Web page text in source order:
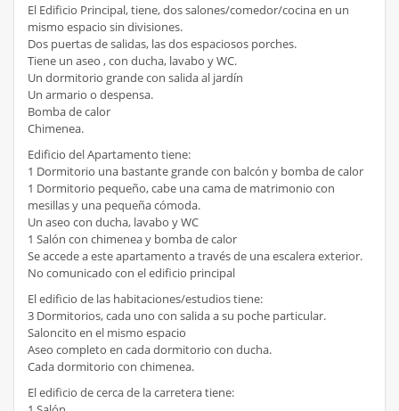
El Edificio Principal, tiene, dos salones/comedor/cocina en un
mismo espacio sin divisiones.
Dos puertas de salidas, las dos espaciosos porches.
Tiene un aseo , con ducha, lavabo y WC.
Un dormitorio grande con salida al jardín
Un armario o despensa.
Bomba de calor
Chimenea.
Edificio del Apartamento tiene:
1 Dormitorio una bastante grande con balcón y bomba de calor
1 Dormitorio pequeño, cabe una cama de matrimonio con
mesillas y una pequeña cómoda.
Un aseo con ducha, lavabo y WC
1 Salón con chimenea y bomba de calor
Se accede a este apartamento a través de una escalera exterior.
No comunicado con el edificio principal
El edificio de las habitaciones/estudios tiene:
3 Dormitorios, cada uno con salida a su poche particular.
Saloncito en el mismo espacio
Aseo completo en cada dormitorio con ducha.
Cada dormitorio con chimenea.
El edificio de cerca de la carretera tiene: